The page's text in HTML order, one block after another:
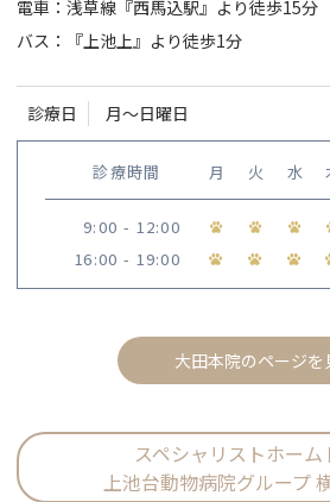
電車：浅草線『西馬込駅』より徒歩15分
バス：『上池上』より徒歩1分
診療日 月〜日曜日
診療時間 月 火 水
9:00 - 12:00
16:00 - 19:00
大田本院のページを
スペシャリストホーム
上池台動物病院グループ